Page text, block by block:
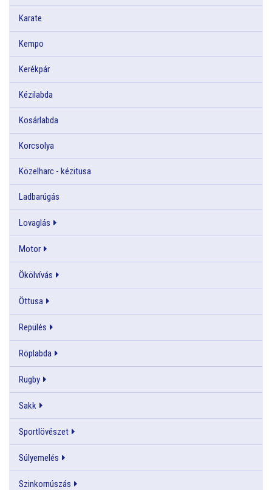
Karate
Kempo
Kerékpár
Kézilabda
Kosárlabda
Korcsolya
Közelharc - kézitusa
Ladbarúgás
Lovaglás
Motor
Ökölvívás
Öttusa
Repülés
Röplabda
Rugby
Sakk
Sportlövészet
Súlyemelés
Szinkornúszás